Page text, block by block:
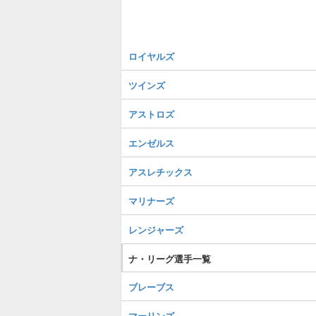
ロイヤルズ
ツインズ
アストロズ
エンゼルス
アスレチックス
マリナーズ
レンジャーズ
ナ・リーグ選手一覧
ブレーブス